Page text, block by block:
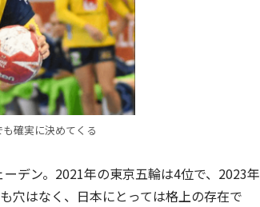
確実に決めてくる
デン。2021年の東京五輪は4位で、2023年
穴はなく、日本にとっては格上の存在で